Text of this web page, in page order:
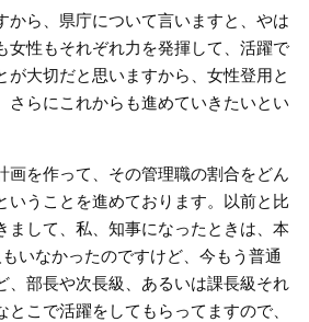
ら、県庁について言いますと、やは
女性もそれぞれ力を発揮して、活躍で
が大切だと思いますから、女性登用と
さらにこれからも進めていきたいとい
を作って、その管理職の割合をどん
いうことを進めております。以前と比
まして、私、知事になったときは、本
いなかったのですけど、今もう普通
、部長や次長級、あるいは課長級それ
こで活躍をしてもらってますので、